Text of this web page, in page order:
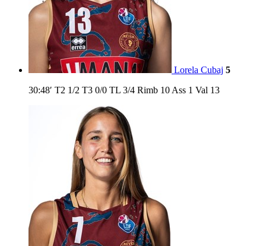
Lorela Cubaj 5
30:48′ T2 1/2 T3 0/0 TL 3/4 Rimb 10 Ass 1 Val 13